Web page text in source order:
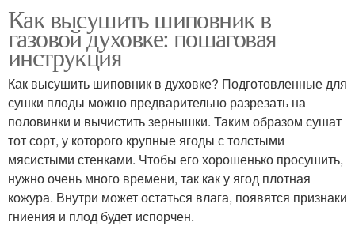
Как высушить шиповник в
газовой духовке: пошаговая
инструкция
Как высушить шиповник в духовке? Подготовленные для
сушки плоды можно предварительно разрезать на
половинки и вычистить зернышки. Таким образом сушат
тот сорт, у которого крупные ягоды с толстыми
мясистыми стенками. Чтобы его хорошенько просушить,
нужно очень много времени, так как у ягод плотная
кожура. Внутри может остаться влага, появятся признаки
гниения и плод будет испорчен.